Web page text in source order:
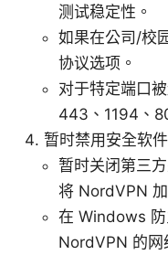
测试稳定性。
如果在公司/校
协议选项。
对于特定端口
443、1194、
暂时禁用安全软
暂时关闭第三
将 NordVPN
在 Windows
NordVPN 的网